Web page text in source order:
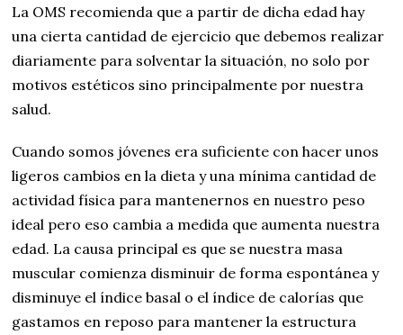
La OMS recomienda que a partir de dicha edad hay
una cierta cantidad de ejercicio que debemos realizar
diariamente para solventar la situación, no solo por
motivos estéticos sino principalmente por nuestra
salud.
Cuando somos jóvenes era suficiente con hacer unos
ligeros cambios en la dieta y una mínima cantidad de
actividad física para mantenernos en nuestro peso
ideal pero eso cambia a medida que aumenta nuestra
edad. La causa principal es que se nuestra masa
muscular comienza disminuir de forma espontánea y
disminuye el índice basal o el índice de calorías que
gastamos en reposo para mantener la estructura